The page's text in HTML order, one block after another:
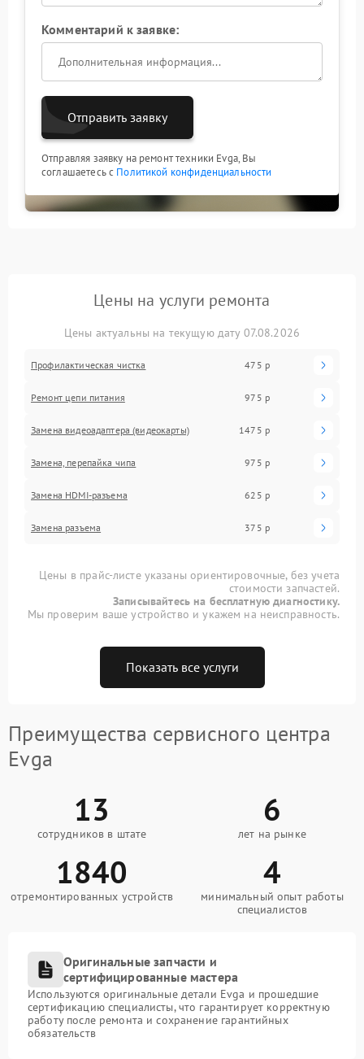
Комментарий к заявке:
Отправить заявку
Отправляя заявку на ремонт техники Evga, Вы
соглашаетесь с Политикой конфиденциальности
Цены на услуги ремонта
Цены актуальны на текущую дату 07.08.2026
Профилактическая чистка 475 р
Ремонт цепи питания 975 р
Замена видеоадаптера (видеокарты) 1475 р
Замена, перепайка чипа 975 р
Замена HDMI-разъема 625 р
Замена разъема 375 р
Цены в прайс-листе указаны ориентировочные, без учета
стоимости запчастей.
Записывайтесь на бесплатную диагностику.
Мы проверим ваше устройство и укажем на неисправность.
Показать все услуги
Преимущества сервисного центра
Evga
13
сотрудников в штате
6
лет на рынке
1840
отремонтированных устройств
4
минимальный опыт работы
специалистов
Оригинальные запчасти и
сертифицированные мастера
Используются оригинальные детали Evga и прошедшие
сертификацию специалисты, что гарантирует корректную
работу после ремонта и сохранение гарантийных
обязательств